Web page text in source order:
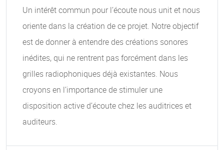
Un intérêt commun pour l’écoute nous unit et nous
oriente dans la création de ce projet. Notre objectif
est de donner à entendre des créations sonores
inédites, qui ne rentrent pas forcément dans les
grilles radiophoniques déjà existantes. Nous
croyons en l’importance de stimuler une
disposition active d’écoute chez les auditrices et
auditeurs.